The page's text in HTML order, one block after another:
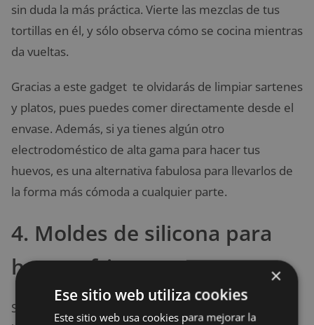
sin duda la más práctica. Vierte las mezclas de tus
tortillas en él, y sólo observa cómo se cocina mientras
da vueltas.
Gracias a este gadget te olvidarás de limpiar sartenes
y platos, pues puedes comer directamente desde el
envase. Además, si ya tienes algún otro
electrodoméstico de alta gama para hacer tus
huevos, es una alternativa fabulosa para llevarlos de
la forma más cómoda a cualquier parte.
4. Moldes de silicona para
huevos fritos
Si eres de las personas que disfruta unos
×
Ese sitio web utiliza cookies
Este sitio web usa cookies para mejorar la